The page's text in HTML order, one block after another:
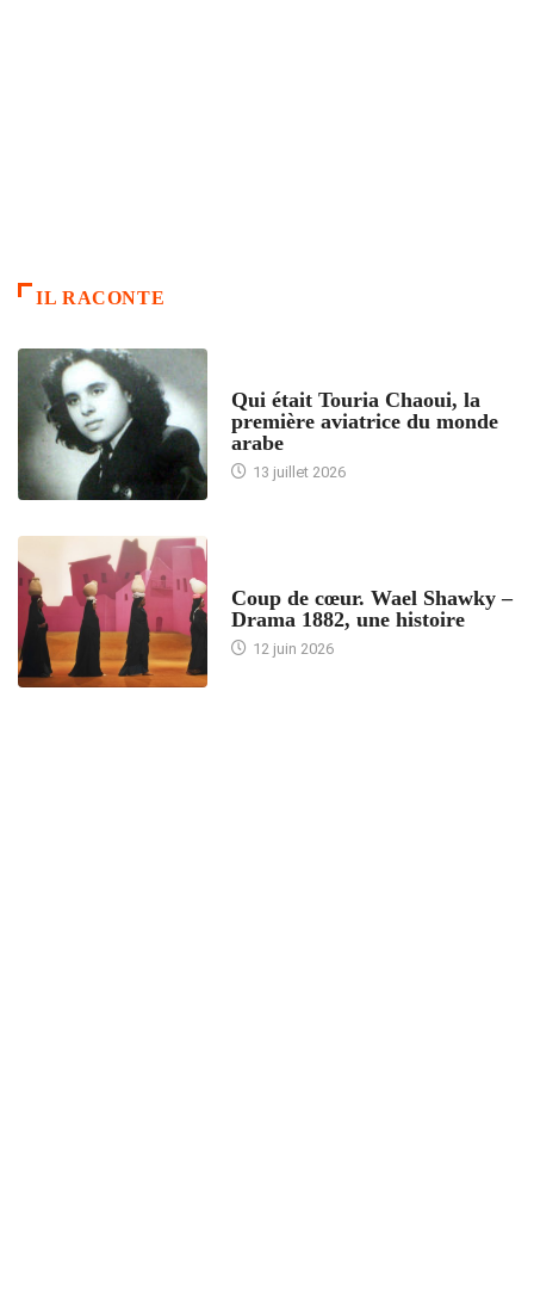
IL RACONTE
Qui était Touria Chaoui, la
première aviatrice du monde
arabe
13 juillet 2026
Coup de cœur. Wael Shawky –
Drama 1882, une histoire
12 juin 2026